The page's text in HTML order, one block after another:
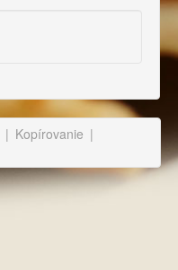
| Kopírovanie |